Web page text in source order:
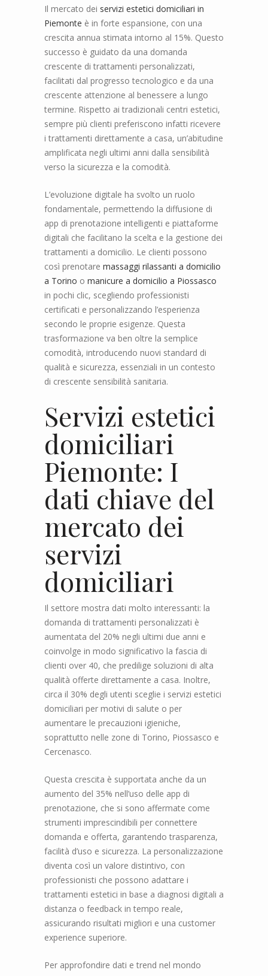
Il mercato dei servizi estetici domiciliari in
Piemonte è in forte espansione, con una
crescita annua stimata intorno al 15%. Questo
successo è guidato da una domanda
crescente di trattamenti personalizzati,
facilitati dal progresso tecnologico e da una
crescente attenzione al benessere a lungo
termine. Rispetto ai tradizionali centri estetici,
sempre più clienti preferiscono infatti ricevere
i trattamenti direttamente a casa, un’abitudine
amplificata negli ultimi anni dalla sensibilità
verso la sicurezza e la comodità.
L’evoluzione digitale ha svolto un ruolo
fondamentale, permettendo la diffusione di
app di prenotazione intelligenti e piattaforme
digitali che facilitano la scelta e la gestione dei
trattamenti a domicilio. Le clienti possono
così prenotare massaggi rilassanti a domicilio
a Torino o manicure a domicilio a Piossasco
in pochi clic, scegliendo professionisti
certificati e personalizzando l’esperienza
secondo le proprie esigenze. Questa
trasformazione va ben oltre la semplice
comodità, introducendo nuovi standard di
qualità e sicurezza, essenziali in un contesto
di crescente sensibilità sanitaria.
Servizi estetici
domiciliari
Piemonte: I
dati chiave del
mercato dei
servizi
domiciliari
Il settore mostra dati molto interessanti: la
domanda di trattamenti personalizzati è
aumentata del 20% negli ultimi due anni e
coinvolge in modo significativo la fascia di
clienti over 40, che predilige soluzioni di alta
qualità offerte direttamente a casa. Inoltre,
circa il 30% degli utenti sceglie i servizi estetici
domiciliari per motivi di salute o per
aumentare le precauzioni igieniche,
soprattutto nelle zone di Torino, Piossasco e
Cercenasco.
Questa crescita è supportata anche da un
aumento del 35% nell’uso delle app di
prenotazione, che si sono affermate come
strumenti imprescindibili per connettere
domanda e offerta, garantendo trasparenza,
facilità d’uso e sicurezza. La personalizzazione
diventa così un valore distintivo, con
professionisti che possono adattare i
trattamenti estetici in base a diagnosi digitali a
distanza o feedback in tempo reale,
assicurando risultati migliori e una customer
experience superiore.
Per approfondire dati e trend nel mondo